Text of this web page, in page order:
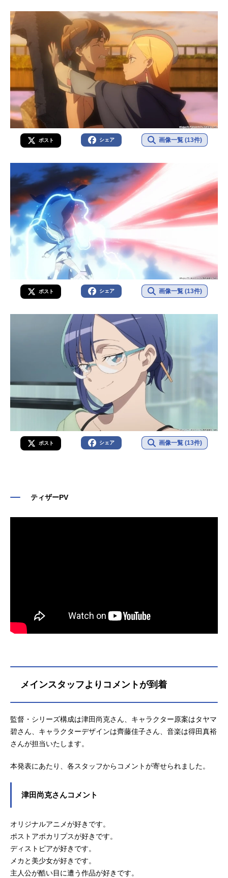
ポスト シェア 画像一覧 (13件)
ポスト シェア 画像一覧 (13件)
ポスト シェア 画像一覧 (13件)
ティザーPV
メインスタッフよりコメントが到着
監督・シリーズ構成は津田尚克さん、キャラクター原案はタヤマ
碧さん、キャラクターデザインは齊藤佳子さん、音楽は得田真裕
さんが担当いたします。
本発表にあたり、各スタッフからコメントが寄せられました。
津田尚克さんコメント
オリジナルアニメが好きです。
ポストアポカリプスが好きです。
ディストピアが好きです。
メカと美少女が好きです。
主人公が酷い目に遭う作品が好きです。